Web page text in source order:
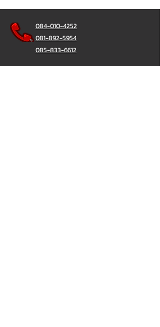
084-010-4252
081-892-5954
085-833-6612